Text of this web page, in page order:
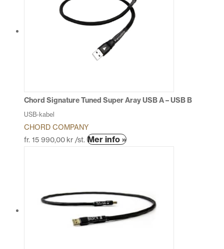
flera
varianter.
De
olika
produktsidan
Chord Signature Tuned Super Aray USB A – USB B
USB-kabel
CHORD COMPANY
fr. 15 990,00 kr /st. Mer info »Den
varianter.
olika